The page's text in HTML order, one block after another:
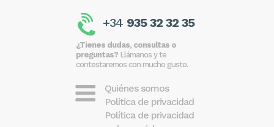
+34 935 32 32 35
¿Tienes dudas, consultas o
preguntas? Llámanos y te
contestaremos con mucho gusto.
Quiénes somos
Política de privacidad
Política de privacidad